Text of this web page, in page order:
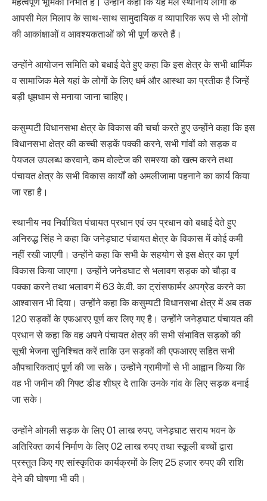
आपसी मेल मिलाप के साथ-साथ सामुदायिक व व्यापारिक रूप से भी लोगों
की आकांक्षाओं व आवश्यकताओं को भी पूर्ण करते हैं।
उन्होंने आयोजन समिति को बधाई देते हुए कहा कि इस क्षेत्र के सभी धार्मिक
व सामाजिक मेले यहां के लोगों के लिए धर्म और आस्था का प्रतीक है जिन्हें
बड़ी धूमधाम से मनाया जाना चाहिए।
कसुम्पटी विधानसभा क्षेत्र के विकास की चर्चा करते हुए उन्होंने कहा कि इस
विधानसभा क्षेत्र की कच्ची सड़कें पक्की करने, सभी गांवों को सड़क व
पेयजल उपलब्ध करवाने, कम वोल्टेज की समस्या को खत्म करने तथा
पंचायत क्षेत्र के सभी विकास कार्यों को अमलीजामा पहनाने का कार्य किया
जा रहा है।
स्थानीय नव निर्वाचित पंचायत प्रधान एवं उप प्रधान को बधाई देते हुए
अनिरुद्ध सिंह ने कहा कि जनेड़घाट पंचायत क्षेत्र के विकास में कोई कमी
नहीं रखी जाएगी। उन्होंने कहा कि सभी के सहयोग से इस क्षेत्र का पूर्ण
विकास किया जाएगा। उन्होंने जनेडघाट से भलावग सड़क को चौड़ा व
पक्का करने तथा भलावग में 63 के.वी. का ट्रांसफार्मर अपग्रेड करने का
आश्वासन भी दिया। उन्होंने कहा कि कसुम्पटी विधानसभा क्षेत्र में अब तक
120 सड़कों के एफआरए पूर्ण कर लिए गए है। उन्होंने जनेड़घाट पंचायत की
प्रधान से कहा कि वह अपने पंचायत क्षेत्र की सभी संभावित सड़कों की
सूची भेजना सुनिश्चित करें ताकि उन सड़कों की एफआरए सहित सभी
औपचारिकताएं पूर्ण की जा सके। उन्होंने ग्रामीणों से भी आह्वान किया कि
वह भी जमीन की गिफ्ट डीड शीघ्र दे ताकि उनके गांव के लिए सड़क बनाई
जा सके।
उन्होंने ओगली सड़क के लिए 01 लाख रुपए, जनेड़घाट सराय भवन के
अतिरिक्त कार्य निर्माण के लिए 02 लाख रुपए तथा स्कूली बच्चों द्वारा
प्रस्तुत किए गए सांस्कृतिक कार्यक्रमों के लिए 25 हजार रुपए की राशि
देने की घोषणा भी की।